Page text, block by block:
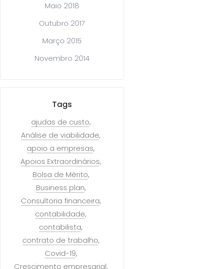
Maio 2018
Outubro 2017
Março 2015
Novembro 2014
Tags
ajudas de custo
Análise de viabilidade
apoio a empresas
Apoios Extraordinários
Bolsa de Mérito
Business plan
Consultoria financeira
contabilidade
contabilista
contrato de trabalho
Covid-19
Crescimento empresarial